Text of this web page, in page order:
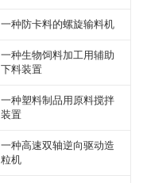
一种防卡料的螺旋输料机
一种生物饲料加工用辅助
下料装置
一种塑料制品用原料搅拌
装置
一种高速双轴逆向驱动造
粒机